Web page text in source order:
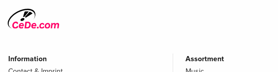
Information
Assortment